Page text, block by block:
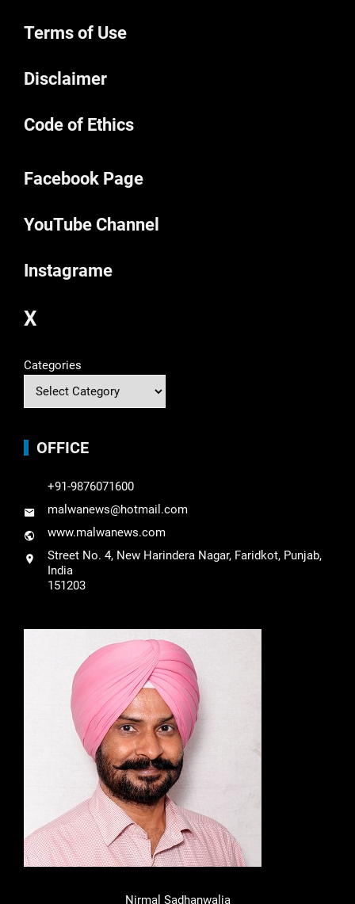
Terms of Use
Disclaimer
Code of Ethics
Facebook Page
YouTube Channel
Instagrame
X
Categories
OFFICE
+91-9876071600
malwanews@hotmail.com
www.malwanews.com
Street No. 4, New Harindera Nagar, Faridkot, Punjab,
India
151203
Nirmal Sadhanwalia